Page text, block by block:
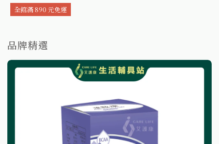
全館滿 890 元免運
品牌精選